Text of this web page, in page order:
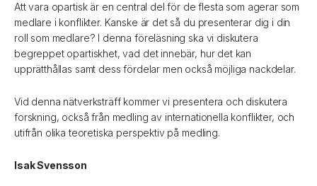
Att vara opartisk är en central del för de flesta som agerar som
medlare i konflikter. Kanske är det så du presenterar dig i din
roll som medlare? I denna föreläsning ska vi diskutera
begreppet opartiskhet, vad det innebär, hur det kan
upprätthållas samt dess fördelar men också möjliga nackdelar.
Vid denna nätverksträff kommer vi presentera och diskutera
forskning, också från medling av internationella konflikter, och
utifrån olika teoretiska perspektiv på medling.
Isak Svensson